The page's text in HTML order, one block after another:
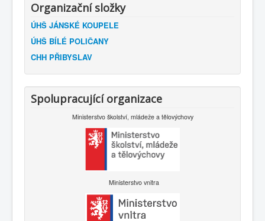
Organizační složky
ÚHŠ JÁNSKÉ KOUPELE
ÚHŠ BÍLÉ POLIČANY
CHH PŘIBYSLAV
Spolupracující organizace
Ministerstvo školství, mládeže a tělovýchovy
Ministerstvo vnitra